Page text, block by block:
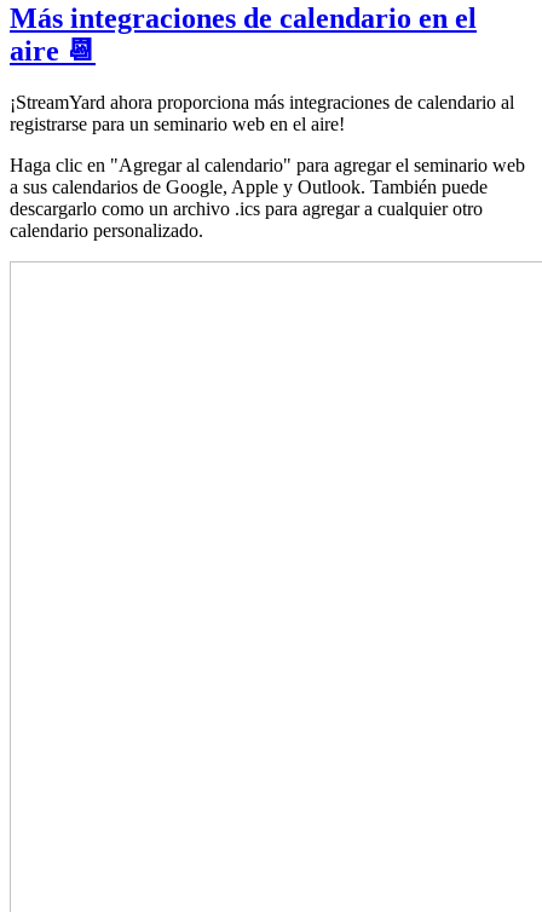
Más integraciones de calendario en el
aire 📆
¡StreamYard ahora proporciona más integraciones de calendario al
registrarse para un seminario web en el aire!
Haga clic en "Agregar al calendario" para agregar el seminario web
a sus calendarios de Google, Apple y Outlook. También puede
descargarlo como un archivo .ics para agregar a cualquier otro
calendario personalizado.